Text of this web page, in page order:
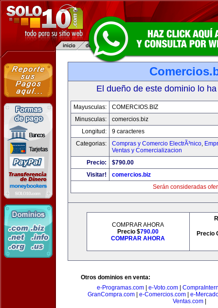
El dueño de este dominio lo
Mayusculas:
COMERCIOS.BIZ
Minusculas:
comercios.biz
Longitud:
9 caracteres
Categorias:
Compras y Comercio ElectrÃ³nico,
Ventas y Comercializacion
Precio:
$790.00
Visitar!
comercios.biz
Serán consideradas
COMPRAR AHORA
Precio $790.00
COMPRAR AHORA
Precio
Otros dominios en venta:
e-Programas.com
e-Voto.com
GranCompra.com
e-Comercios.com
e-
Ventas.com|